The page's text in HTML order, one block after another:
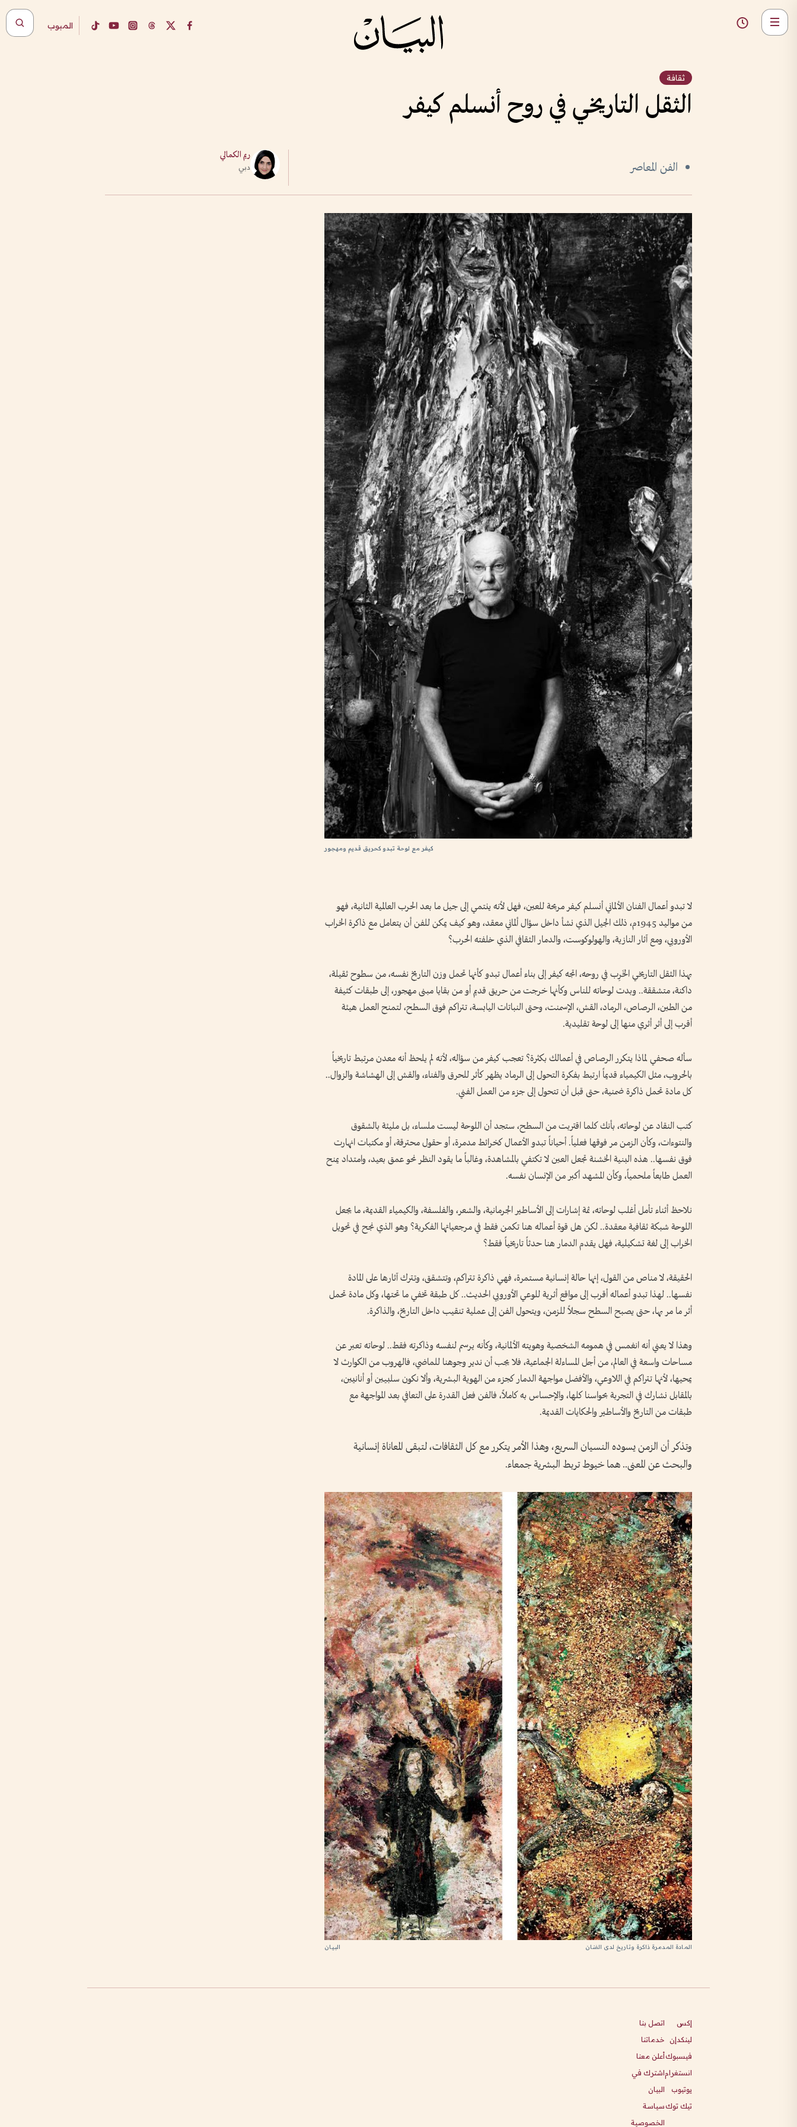
المبوب
ثقافة
الثقل التاريخي في روح أنسلم كيفر
الفن المعاصر
ريم الكمالي
دبي
كيفر مع لوحة تبدو كحريق قديم ومهجور
لا تبدو أعمال الفنان الألماني أنسلم كيفر مريحة للعين، فهل لأنه ينتمي إلى جيل ما بعد الحرب العالمية الثانية، فهو
من مواليد 1945م، ذلك الجيل الذي نشأ داخل سؤال ألماني معقد، وهو كيف يمكن للفن أن يتعامل مع ذاكرة الخراب
الأوروبي، ومع آثار النازية، والهولوكوست، والدمار الثقافي الذي خلفته الحرب؟
بهذا الثقل التاريخي الخَرِب في روحه، اتجه كيفر إلى بناء أعمال تبدو كأنها تحمل وزن التاريخ نفسه، من سطوح ثقيلة،
داكنة، متشققة.. وبدت لوحاته للناس وكأنها خرجت من حريق قديم أو من بقايا مبنى مهجور، إلى طبقات كثيفة
من الطين، الرصاص، الرماد، القش، الإسمنت، وحتى النباتات اليابسة، تتراكم فوق السطح، لتمنح العمل هيئة
أقرب إلى أثر أثري منها إلى لوحة تقليدية.
سأله صحفي لماذا يتكرر الرصاص في أعمالك بكثرة؟ تعجب كيفر من سؤاله، لأنه لم يلحظ أنه معدن مرتبط تاريخياً
بالحروب، مثل الكيمياء قديماً ارتبط بفكرة التحول إلى الرماد يظهر كأثر للحرق والفناء، والقش إلى الهشاشة والزوال..
كل مادة تحمل ذاكرة ضمنية، حتى قبل أن تتحول إلى جزء من العمل الفني.
كتب النقاد عن لوحاته، بأنك كلما اقتربت من السطح، ستجد أن اللوحة ليست ملساء، بل مليئة بالشقوق
والنتوءات، وكأن الزمن مر فوقها فعلياً. أحياناً تبدو الأعمال كخرائط مدمرة، أو حقول محترقة، أو مكتبات انهارت
فوق نفسها.. هذه البنية الخشنة تجعل العين لا تكتفي بالمشاهدة، وغالباً ما يقود النظر نحو عمق بعيد، وامتداد يمنح
العمل طابعاً ملحمياً، وكأن المشهد أكبر من الإنسان نفسه.
نلاحظ أثناء تأمل أغلب لوحاته، ثمة إشارات إلى الأساطير الجرمانية، والشعر، والفلسفة، والكيمياء القديمة، ما يجعل
اللوحة شبكة ثقافية معقدة.. لكن هل قوة أعماله هنا تكمن فقط في مرجعياتها الفكرية؟ وهو الذي نجح في تحويل
الخراب إلى لغة تشكيلية، فهل يقدم الدمار هنا حدثاً تاريخياً فقط؟
الحقيقة، لا مناص من القول، إنها حالة إنسانية مستمرة، فهي ذاكرة تتراكم، وتتشقق، وتترك آثارها على المادة
نفسها.. لهذا تبدو أعماله أقرب إلى مواقع أثرية للوعي الأوروبي الحديث.. كل طبقة تخفي ما تحتها، وكل مادة تحمل
أثر ما مر بها، حتى يصبح السطح سجلاً للزمن، ويتحول الفن إلى عملية تنقيب داخل التاريخ، والذاكرة.
وهذا لا يعني أنه انغمس في همومه الشخصية وهويته الألمانية، وكأنه يرسم لنفسه وذاكرته فقط.. لوحاته تعبر عن
مساحات واسعة في العالم، من أجل المساءلة الجماعية، فلا يجب أن ندير وجوهنا للماضي، فالهروب من الكوارث لا
يمحيها، لأنها تتراكم في اللاوعي، والأفضل مواجهة الدمار كجزء من الهوية البشرية، وألا نكون سلبيين أو أنانيين،
بالمقابل نشارك في التجربة بحواسنا كلها، والإحساس به كاملاً، فالفن فعل القدرة على التعافي بعد المواجهة مع
طبقات من التاريخ والأساطير والحكايات القديمة.
وتذكر أن الزمن يسوده النسيان السريع، وهذا الأمر يتكرر مع كل الثقافات، لتبقى المعاناة إنسانية
والبحث عن المعنى.. هما خيوط تربط البشرية جمعاء.
المادة المدمرة ذاكرة وتاريخ لدى الفنان
إكس
لينكدإن
فيسبوك
انستغرام
يوتيوب
تيك توك
اتصل بنا
خدماتنا
أعلن معنا
اشترك في
البيان
سياسة
الخصوصية